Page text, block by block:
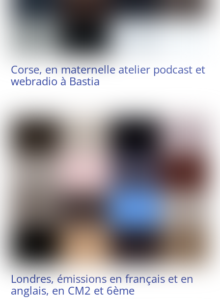
Corse, en maternelle atelier podcast et
webradio à Bastia
Londres, émissions en français et en
anglais, en CM2 et 6ème